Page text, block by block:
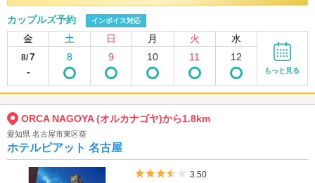
カップルズ予約 インボイス対応
金 土 日 月 火 水
8/7
-
8 9 10 11 12
もっと見る
ORCA NAGOYA (オルカナゴヤ)から1.8km
愛知県 名古屋市東区葵
ホテルピアット 名古屋
5つ星のうち3.5
3.50